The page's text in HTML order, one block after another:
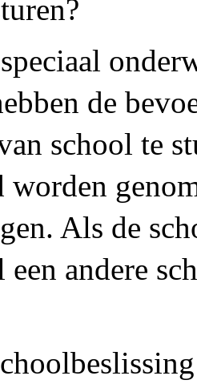
de
school te
Als de
een andere